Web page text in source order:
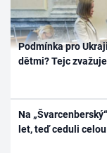
Podmínka pro
dětmi? Tejc
Na
let, teď ceduli